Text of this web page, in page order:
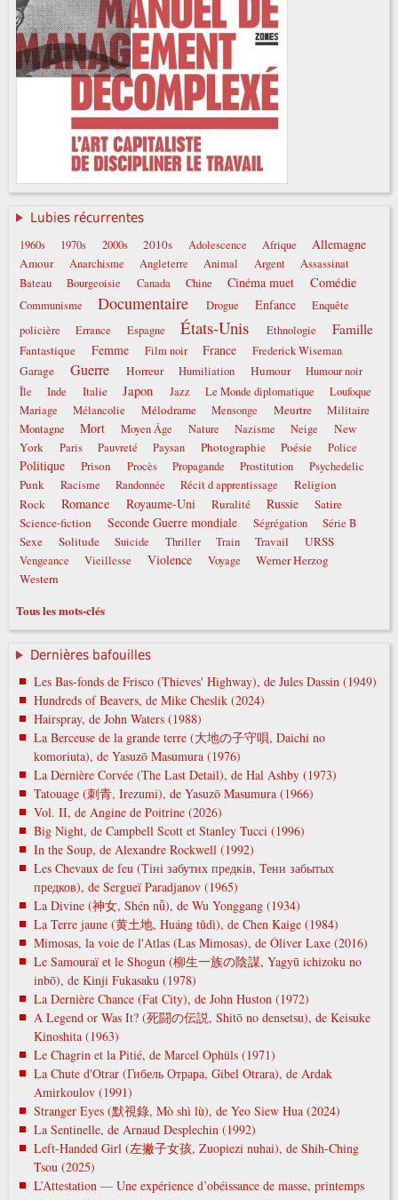
Lubies récurrentes
1960s 1970s 2000s 2010s Adolescence Afrique Allemagne
Amour Anarchisme Angleterre Animal Argent
Assassinat
Bateau
Bourgeoisie Canada Chine Cinéma muet Comédie
Communisme Documentaire Drogue Enfance
Enquête
policière
Errance Espagne États-Unis Ethnologie Famille
Fantastique Femme Film noir France Frederick Wiseman
Garage Guerre Horreur Humiliation Humour
Humour noir
Île
Inde Italie Japon Jazz Le Monde diplomatique
Loufoque
Mariage
Mélancolie Mélodrame Mensonge Meurtre Militaire
Montagne Mort Moyen Âge Nature Nazisme Neige
New
York
Paris Pauvreté Paysan Photographie Poésie Police
Politique Prison Procès Propagande Prostitution Psychedelic
Punk Racisme Randonnée Récit d apprentissage
Religion
Rock
Romance Royaume-Uni Ruralité Russie
Satire
Science-fiction
Seconde Guerre mondiale Ségrégation Série B
Sexe Solitude Suicide Thriller Train Travail URSS
Vengeance Vieillesse Violence Voyage
Werner Herzog
Western
Tous les mots-clés
Dernières bafouilles
Les Bas-fonds de Frisco (Thieves' Highway), de Jules Dassin (1949)
Hundreds of Beavers, de Mike Cheslik (2024)
Hairspray, de John Waters (1988)
La Berceuse de la grande terre (大地の子守唄, Daichi no
komoriuta), de Yasuzō Masumura (1976)
La Dernière Corvée (The Last Detail), de Hal Ashby (1973)
Tatouage (刺青, Irezumi), de Yasuzō Masumura (1966)
Vol. II, de Angine de Poitrine (2026)
Big Night, de Campbell Scott et Stanley Tucci (1996)
In the Soup, de Alexandre Rockwell (1992)
Les Chevaux de feu (Тіні забутих предків, Тени забытых
предков), de Sergueï Paradjanov (1965)
La Divine (神女, Shén nǚ), de Wu Yonggang (1934)
La Terre jaune (黄土地, Huáng tǔdì), de Chen Kaige (1984)
Mimosas, la voie de l'Atlas (Las Mimosas), de Óliver Laxe (2016)
Le Samouraï et le Shogun (柳生一族の陰謀, Yagyū ichizoku no
inbō), de Kinji Fukasaku (1978)
La Dernière Chance (Fat City), de John Huston (1972)
A Legend or Was It? (死闘の伝説, Shitō no densetsu), de Keisuke
Kinoshita (1963)
Le Chagrin et la Pitié, de Marcel Ophüls (1971)
La Chute d'Otrar (Гибель Отрара, Gibel Otrara), de Ardak
Amirkoulov (1991)
Stranger Eyes (默視錄, Mò shì lù), de Yeo Siew Hua (2024)
La Sentinelle, de Arnaud Desplechin (1992)
Left-Handed Girl (左撇子女孩, Zuopiezi nuhai), de Shih-Ching
Tsou (2025)
L’Attestation — Une expérience d’obéissance de masse, printemps